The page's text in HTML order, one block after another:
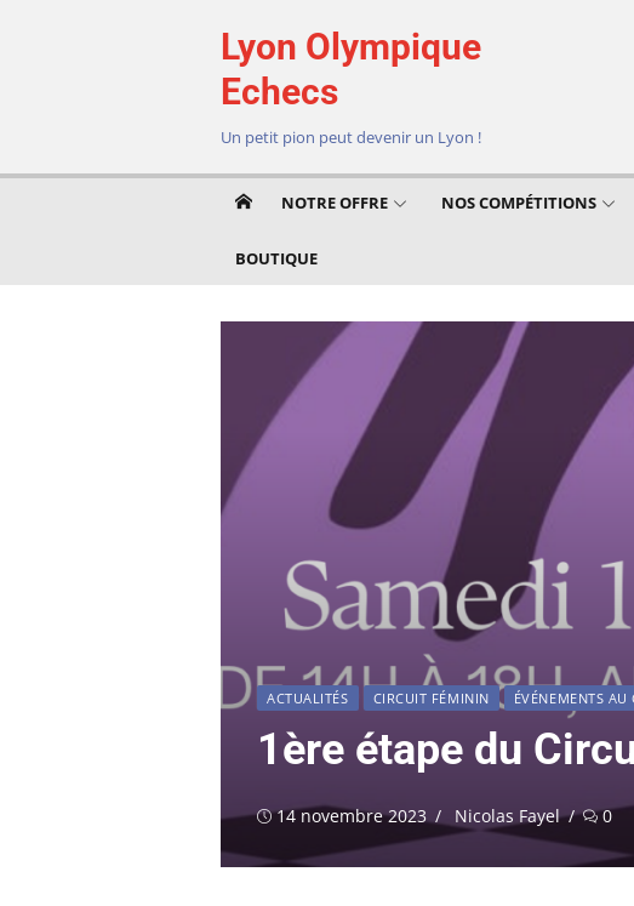
Lyon Olympique
Echecs
Un petit pion peut devenir un Lyon !
NOTRE OFFRE NOS COMPÉTITIONS
BOUTIQUE
ACTUALITÉS CIRCUIT FÉMININ ÉVÉNEMENTS AU
1ère étape du
Publié
14 novembre 2023 Auteur/autrice
Nicolas Fayel 0